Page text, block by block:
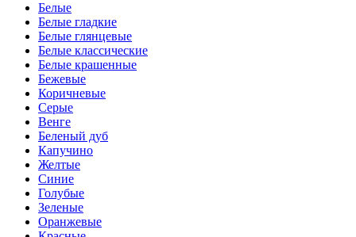
Белые
Белые гладкие
Белые глянцевые
Белые классические
Белые крашенные
Бежевые
Коричневые
Серые
Венге
Беленый дуб
Капучино
Желтые
Синие
Голубые
Зеленые
Оранжевые